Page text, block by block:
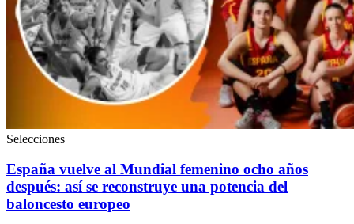
Selecciones
España vuelve al Mundial femenino ocho años
después: así se reconstruye una potencia del
baloncesto europeo